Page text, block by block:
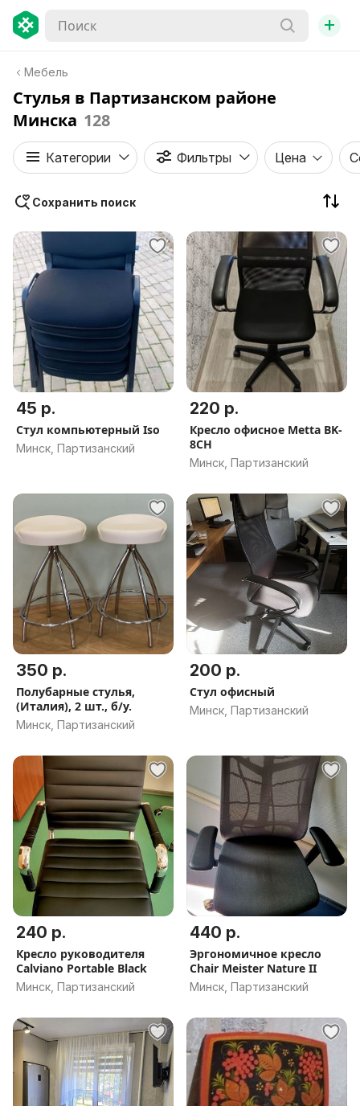
+
Мебель
Стулья в Партизанском районе
Минска 128
Категории Фильтры Цена
Сохранить поиск
45 р.
Стул компьютерный Iso
Минск, Партизанский
220 р.
Кресло офисное Metta BK-
8CH
Минск, Партизанский
350 р.
Полубарные стулья,
(Италия), 2 шт., б/у.
Минск, Партизанский
200 р.
Стул офисный
Минск, Партизанский
240 р.
Кресло руководителя
Calviano Portable Black
Минск, Партизанский
440 р.
Эргономичное кресло
Chair Meister Nature II
Минск, Партизанский